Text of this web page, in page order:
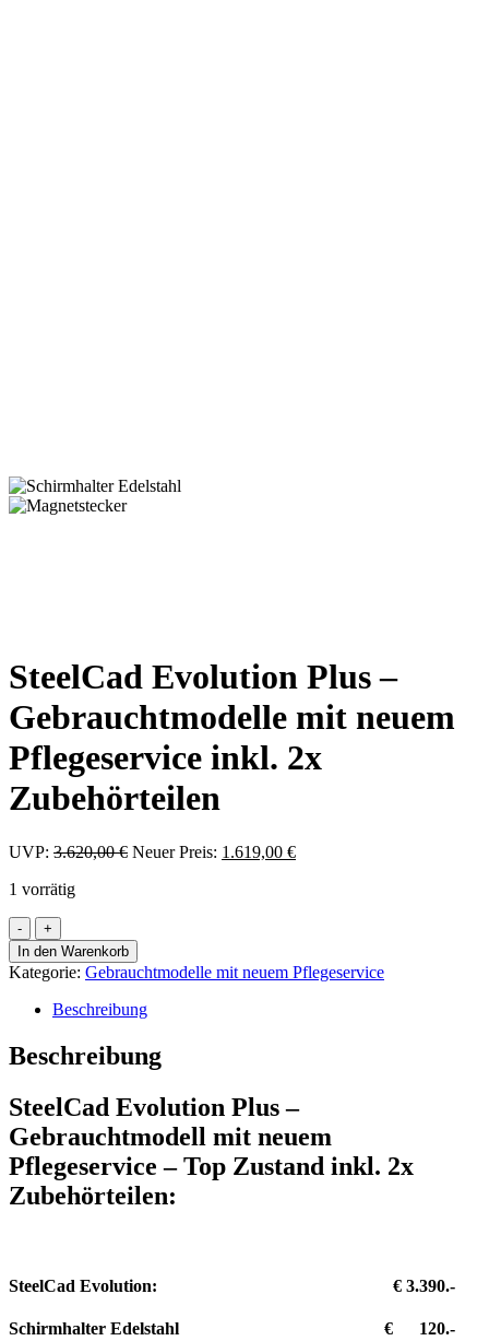
SteelCad Evolution Plus –
Gebrauchtmodelle mit neuem
Pflegeservice inkl. 2x
Zubehörteilen
UVP: 3.620,00€ Ursprünglicher
Neuer Preis: 1.619,00 €Aktueller
1 vorrätig
SteelCad
Evolution
Plus
-
Gebrauchtmodelle
mit
neuem
Pflegeservice
2x
Zubehörteilen
Menge
In den Warenkorb
Kategorie: Gebrauchtmodelle mit neuem Pflegeservice
Beschreibung
Beschreibung
SteelCad Evolution Plus –
Gebrauchtmodell mit neuem
Pflegeservice – Top Zustand inkl. 2x
Zubehörteilen:
SteelCad Evolution: € 3.390.-
Schirmhalter Edelstahl € 120.-